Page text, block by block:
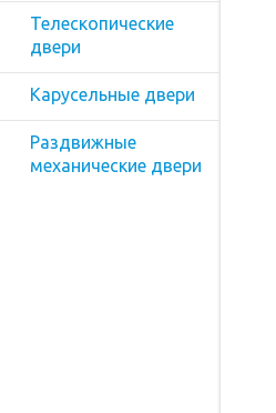
Телескопические
двери
Карусельные двери
Раздвижные
механические двери